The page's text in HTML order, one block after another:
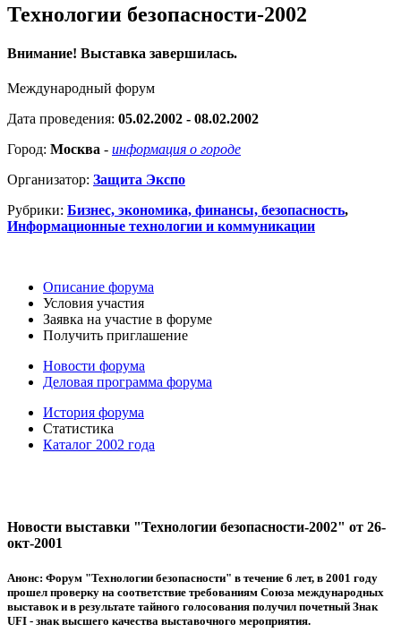
Технологии безопасности-2002
Внимание! Выставка завершилась.
Международный форум
Дата проведения: 05.02.2002 - 08.02.2002
Город: Москва - информация о городе
Организатор: Защита Экспо
Рубрики: Бизнес, экономика, финансы, безопасность,
Информационные технологии и коммуникации
Описание форума
Условия участия
Заявка на участие в форуме
Получить приглашение
Новости форума
Деловая программа форума
История форума
Статистика
Каталог 2002 года
Новости выставки "Технологии безопасности-2002" от 26-
окт-2001
Анонс: Форум "Технологии безопасности" в течение 6 лет, в 2001 году
прошел проверку на соответствие требованиям Союза международных
выставок и в результате тайного голосования получил почетный Знак
UFI - знак высшего качества выставочного мероприятия.